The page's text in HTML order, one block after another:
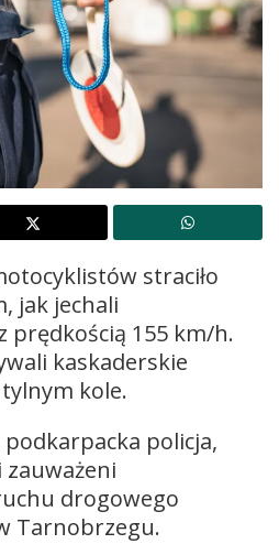
straciło
jak jechali
prędkością 155 km/h.
kaskaderskie
kole.
policja,
drogowego
Tarnobrzegu.